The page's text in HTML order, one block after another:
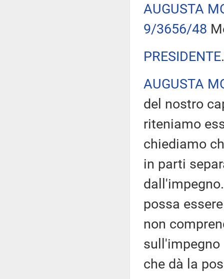
AUGUSTA
9/3656/48
PRESIDENTE
AUGUSTA
del nostro
riteniamo
chiediamo
in parti
possa
non
sull'impegno
che dà la